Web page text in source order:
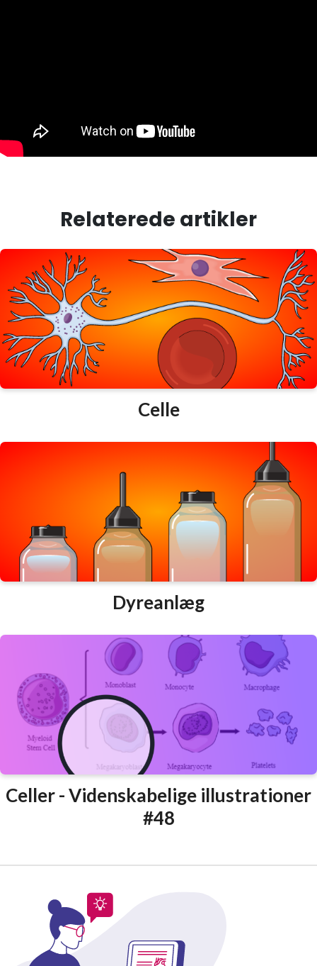
Relaterede artikler
Celle
Dyreanlæg
Celler - Videnskabelige illustrationer
#48